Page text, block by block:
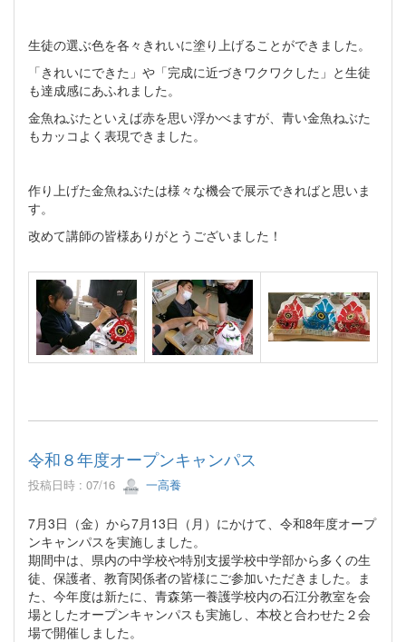
生徒の選ぶ色を各々きれいに塗り上げることができました。
「きれいにできた」や「完成に近づきワクワクした」と生徒
も達成感にあふれました。
金魚ねぶたといえば赤を思い浮かべますが、青い金魚ねぶた
もカッコよく表現できました。
作り上げた金魚ねぶたは様々な機会で展示できればと思いま
す。
改めて講師の皆様ありがとうございました！
令和８年度オープンキャンパス
投稿日時 : 07/16 一高養
7月3日（金）から7月13日（月）にかけて、令和8年度オープ
ンキャンパスを実施しました。
期間中は、県内の中学校や特別支援学校中学部から多くの生
徒、保護者、教育関係者の皆様にご参加いただきました。ま
た、今年度は新たに、青森第一養護学校内の石江分教室を会
場としたオープンキャンパスも実施し、本校と合わせた２会
場で開催しました。